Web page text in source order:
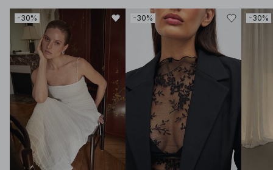
-30% -30% -30%